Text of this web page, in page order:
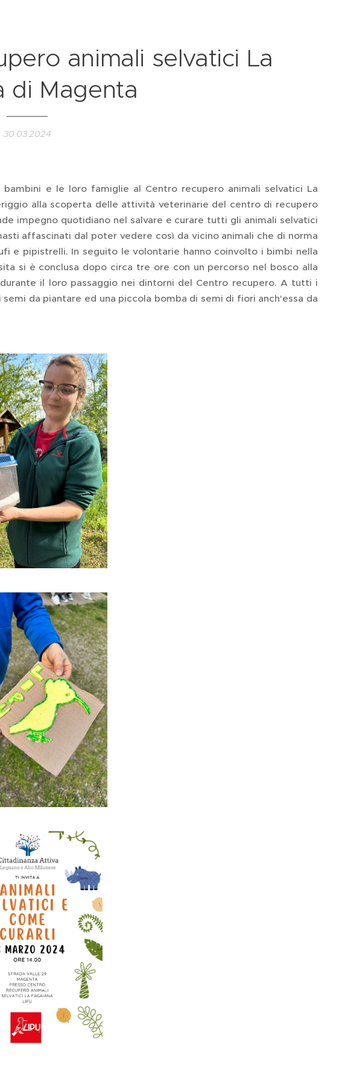
animali selvatici La
di Magenta
30.03.2024
e le loro famiglie al Centro recupero animali selvatici La
alla scoperta delle attività veterinarie del centro di recupero
impegno quotidiano nel salvare e curare tutti gli animali selvatici
affascinati dal poter vedere così da vicino animali che di norma
e pipistrelli. In seguito le volontarie hanno coinvolto i bimbi nella
si è conclusa dopo circa tre ore con un percorso nel bosco alla
il loro passaggio nei dintorni del Centro recupero. A tutti i
da piantare ed una piccola bomba di semi di fiori anch'essa da